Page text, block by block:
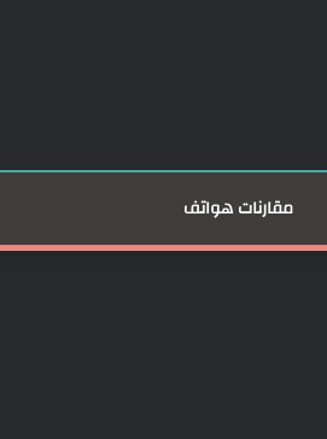
مقارنات هواتف